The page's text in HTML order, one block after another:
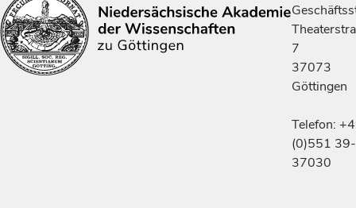
7
37073
Göttingen
Telefon:
(0)551 39-
37030